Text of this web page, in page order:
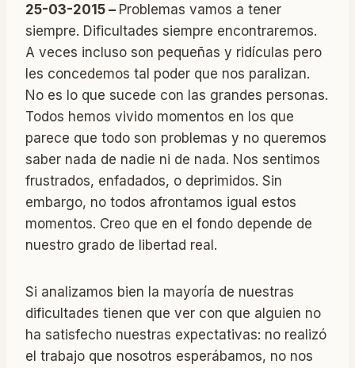
25-03-2015 – Problemas vamos a tener
siempre. Dificultades siempre encontraremos.
A veces incluso son pequeñas y ridículas pero
les concedemos tal poder que nos paralizan.
No es lo que sucede con las grandes personas.
Todos hemos vivido momentos en los que
parece que todo son problemas y no queremos
saber nada de nadie ni de nada. Nos sentimos
frustrados, enfadados, o deprimidos. Sin
embargo, no todos afrontamos igual estos
momentos. Creo que en el fondo depende de
nuestro grado de libertad real.
Si analizamos bien la mayoría de nuestras
dificultades tienen que ver con que alguien no
ha satisfecho nuestras expectativas: no realizó
el trabajo que nosotros esperábamos, no nos